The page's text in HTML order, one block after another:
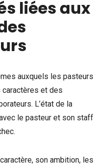
liées aux
auxquels les pasteurs
et des
L’état de la
le pasteur et son staff
son ambition, les